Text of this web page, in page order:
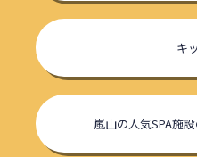
キ
嵐山の人気SPA施